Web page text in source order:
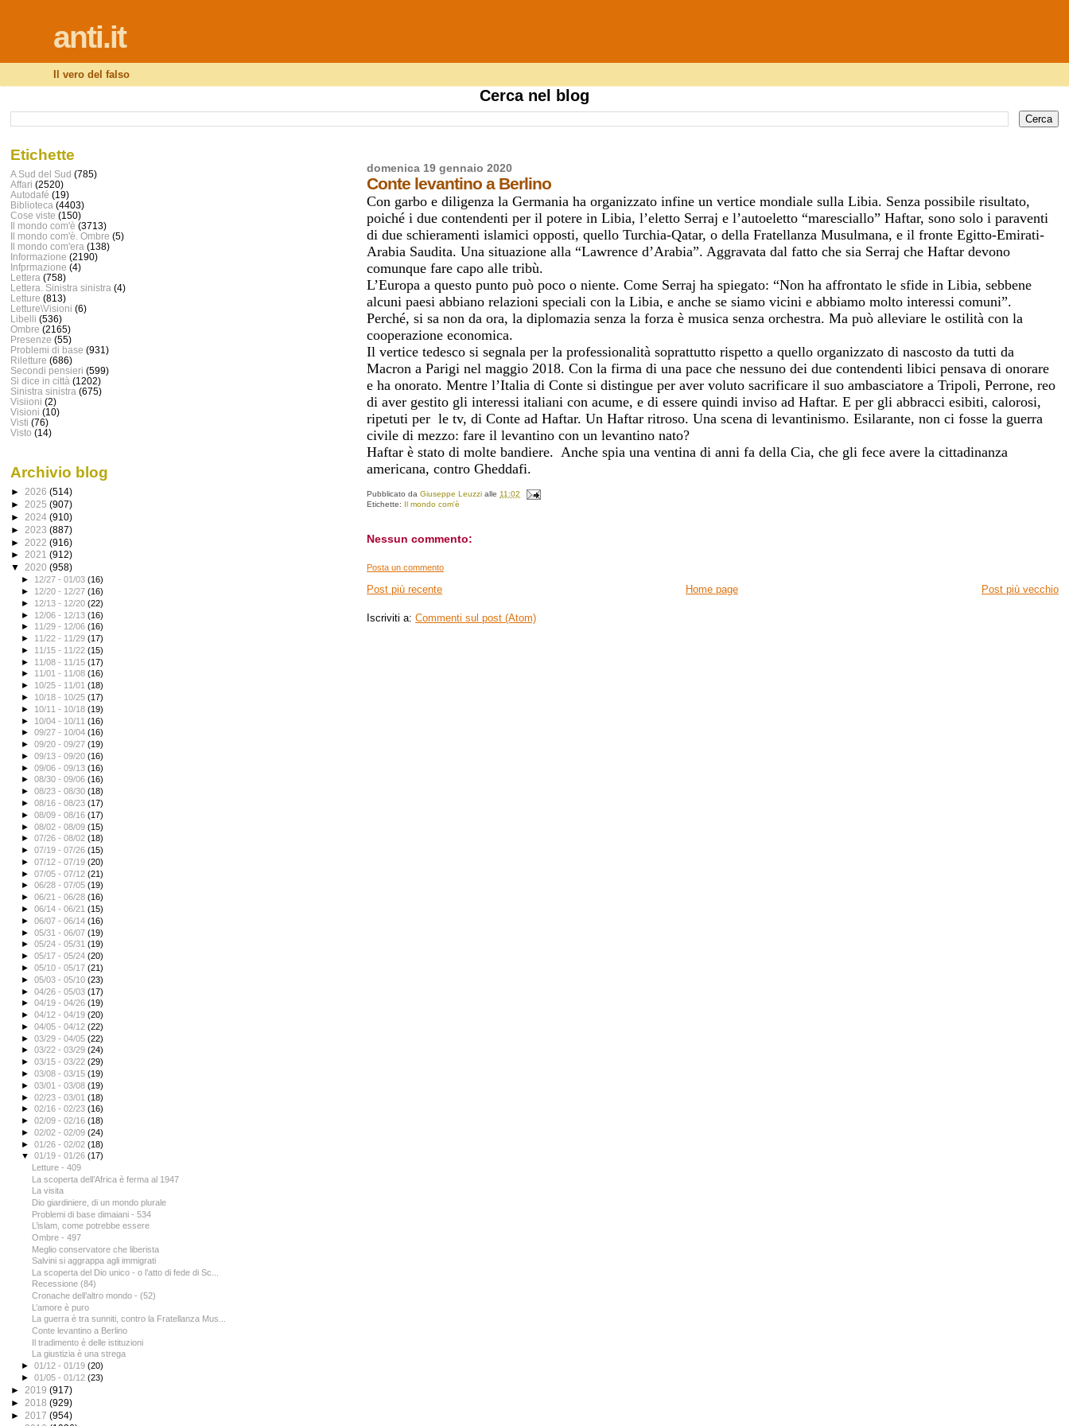
anti.it
Il vero del falso
Cerca nel blog
domenica 19 gennaio 2020
Conte levantino a Berlino
Con garbo e diligenza la Germania ha organizzato infine un vertice mondiale sulla Libia. Senza possibile risultato,
poiché i due contendenti per il potere in Libia, l’eletto Serraj e l’autoeletto “maresciallo” Haftar, sono solo i paraventi
di due schieramenti islamici opposti, quello Turchia-Qatar, o della Fratellanza Musulmana, e il fronte Egitto-Emirati-
Arabia Saudita. Una situazione alla “Lawrence d’Arabia”. Aggravata dal fatto che sia Serraj che Haftar devono
comunque fare capo alle tribù.
L’Europa a questo punto può poco o niente. Come Serraj ha spiegato: “Non ha affrontato le sfide in Libia, sebbene
alcuni paesi abbiano relazioni speciali con la Libia, e anche se siamo vicini e abbiamo molto interessi comuni”.
Perché, si sa non da ora, la diplomazia senza la forza è musica senza orchestra. Ma può alleviare le ostilità con la
cooperazione economica.
Il vertice tedesco si segnala per la professionalità soprattutto rispetto a quello organizzato di nascosto da tutti da
Macron a Parigi nel maggio 2018. Con la firma di una pace che nessuno dei due contendenti libici pensava di onorare
e ha onorato. Mentre l’Italia di Conte si distingue per aver voluto sacrificare il suo ambasciatore a Tripoli, Perrone, reo
di aver gestito gli interessi italiani con acume, e di essere quindi inviso ad Haftar. E per gli abbracci esibiti, calorosi,
ripetuti per le tv, di Conte ad Haftar. Un Haftar ritroso. Una scena di levantinismo. Esilarante, non ci fosse la guerra
civile di mezzo: fare il levantino con un levantino nato?
Haftar è stato di molte bandiere. Anche spia una ventina di anni fa della Cia, che gli fece avere la cittadinanza
americana, contro Gheddafi.
Pubblicato daGiuseppe Leuzzi alle 11:02
Etichette: Il mondo com'è
Nessun commento:
Posta un commento
Post più recente Post più vecchio
Home page
Iscriviti a:Commenti sul post (Atom)
Etichette
A Sud del Sud (785)
Affari (2520)
Autodafé (19)
Biblioteca (4403)
Cose viste (150)
Il mondo com'è (3713)
Il mondo com'è. Ombre (5)
Il mondo com'era (138)
Informazione (2190)
Infprmazione (4)
Lettera (758)
Lettera. Sinistra sinistra (4)
Letture (813)
Letture\Visioni (6)
Libelli (536)
Ombre (2165)
Presenze (55)
Problemi di base (931)
Riletture (686)
Secondi pensieri (599)
Si dice in città (1202)
Sinistra sinistra (675)
Visiioni (2)
Visioni (10)
Visti (76)
Visto (14)
Archivio blog
► 2026 (514)
► 2025 (907)
► 2024 (910)
► 2023 (887)
► 2022 (916)
► 2021 (912)
▼ 2020 (958)
► 12/27 - 01/03(16)
► 12/20 - 12/27(16)
► 12/13 - 12/20(22)
► 12/06 - 12/13(16)
► 11/29 - 12/06(16)
► 11/22 - 11/29(17)
► 11/15 - 11/22(15)
► 11/08 - 11/15(17)
► 11/01 - 11/08(16)
► 10/25 - 11/01(18)
► 10/18 - 10/25(17)
► 10/11 - 10/18(19)
► 10/04 - 10/11(16)
►09/27 - 10/04(16)
►09/20 - 09/27(19)
►09/13 - 09/20(16)
►09/06 - 09/13(16)
►08/30 - 09/06(16)
►08/23 - 08/30(18)
►08/16 - 08/23(17)
►08/09 - 08/16(17)
►08/02 - 08/09(15)
►07/26 - 08/02(18)
►07/19 - 07/26(15)
►07/12 - 07/19(20)
►07/05 - 07/12(21)
►06/28 - 07/05(19)
►06/21 - 06/28(16)
►06/14 - 06/21(15)
►06/07 - 06/14(16)
►05/31 - 06/07(19)
►05/24 - 05/31(19)
►05/17 - 05/24(20)
►05/10 - 05/17(21)
►05/03 - 05/10(23)
►04/26 - 05/03(17)
►04/19 - 04/26(19)
►04/12 - 04/19(20)
►04/05 - 04/12(22)
►03/29 - 04/05(22)
►03/22 - 03/29(24)
►03/15 - 03/22(29)
►03/08 - 03/15(19)
►03/01 - 03/08(19)
►02/23 - 03/01(18)
►02/16 - 02/23(16)
►02/09 - 02/16(18)
►02/02 - 02/09(24)
►01/26 - 02/02(18)
▼01/19 - 01/26(17)
Letture - 409
La scoperta dell’Africa è ferma al 1947
La visita
Dio giardiniere, di un mondo plurale
Problemi di base dimaiani - 534
L’islam, come potrebbe essere
Ombre - 497
Meglio conservatore che liberista
Salvini si aggrappa agli immigrati
La scoperta del Dio unico - o l’atto di fede di Sc...
Recessione (84)
Cronache dell’altro mondo - (52)
L’amore è puro
La guerra è tra sunniti, contro la Fratellanza Mus...
Conte levantino a Berlino
Il tradimento è delle istituzioni
La giustizia è una strega
►01/12 - 01/19(20)
►01/05 - 01/12(23)
► 2019 (917)
► 2018 (929)
► 2017 (954)